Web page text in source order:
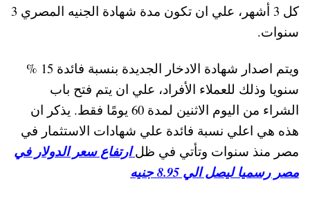
كل 3 أشهر، علي ان تكون مدة شهادة الجنيه المصري 3
سنوات.
ويتم اصدار شهادة الادخار الجديدة بنسبة فائدة 15 %
سنويا وذلك للعملاء الأفراد، علي ان يتم فتح باب
الشراء من اليوم الاثنين لمدة 60 يومًا فقط. يذكر ان
هذه هي اعلي نسبة فائدة علي شهادات الاستثمار في
مصر منذ سنوات وتأتي في ظل ارتفاع سعر الدولار في
مصر رسميا ليصل الي 8.95 جنيه